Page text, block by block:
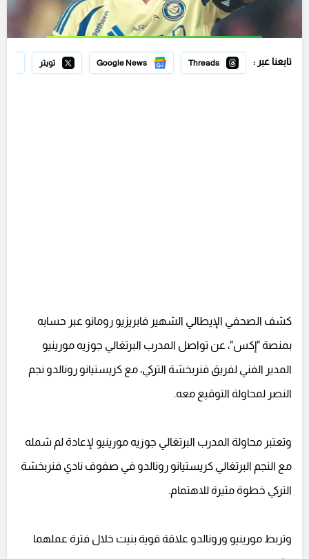
تابعنا عبر : Threads
Google News تويتر
كشف الصحفي الإيطالي الشهير فابريزيو رومانو عبر حسابه
بمنصة "إكس"، عن تواصل المدرب البرتغالي جوزيه مورينيو
المدير الفني لفريق فنربخشة التركي، مع كريستيانو رونالدو نجم
النصر لمحاولة التوقيع معه.
وتعتبر محاولة المدرب البرتغالي جوزيه مورينيو لإعادة لم شمله
مع النجم البرتغالي كريستيانو رونالدو في صفوف نادي فنربخشة
التركي خطوة مثيرة للاهتمام.
وتربط مورينيو ورونالدو علاقة قوية بنيت خلال فترة عملهما